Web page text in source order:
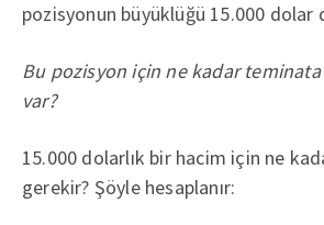
pozisyonun büyüklüğü 15.000 dolar
Bu pozisyon için ne kadar
var?
15.000 dolarlık bir hacim için ne
gerekir? Şöyle hesaplanır: